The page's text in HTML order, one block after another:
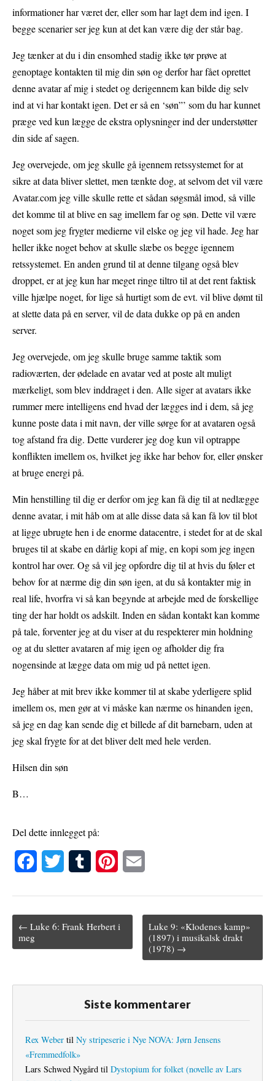
informationer har været der, eller som har lagt dem ind igen. I
begge scenarier ser jeg kun at det kan være dig der står bag.
Jeg tænker at du i din ensomhed stadig ikke tør prøve at
genoptage kontakten til mig din søn og derfor har fået oprettet
denne avatar af mig i stedet og derigennem kan bilde dig selv
ind at vi har kontakt igen. Det er så en ‘søn”’ som du har kunnet
præge ved kun lægge de ekstra oplysninger ind der understøtter
din side af sagen.
Jeg overvejede, om jeg skulle gå igennem retssystemet for at
sikre at data bliver slettet, men tænkte dog, at selvom det vil være
Avatar.com jeg ville skulle rette et sådan søgsmål imod, så ville
det komme til at blive en sag imellem far og søn. Dette vil være
noget som jeg frygter medierne vil elske og jeg vil hade. Jeg har
heller ikke noget behov at skulle slæbe os begge igennem
retssystemet. En anden grund til at denne tilgang også blev
droppet, er at jeg kun har meget ringe tiltro til at det rent faktisk
ville hjælpe noget, for lige så hurtigt som de evt. vil blive dømt til
at slette data på en server, vil de data dukke op på en anden
server.
Jeg overvejede, om jeg skulle bruge samme taktik som
radioværten, der ødelade en avatar ved at poste alt muligt
mærkeligt, som blev inddraget i den. Alle siger at avatars ikke
rummer mere intelligens end hvad der lægges ind i dem, så jeg
kunne poste data i mit navn, der ville sørge for at avataren også
tog afstand fra dig. Dette vurderer jeg dog kun vil optrappe
konflikten imellem os, hvilket jeg ikke har behov for, eller ønsker
at bruge energi på.
Min henstilling til dig er derfor om jeg kan få dig til at nedlægge
denne avatar, i mit håb om at alle disse data så kan få lov til blot
at ligge ubrugte hen i de enorme datacentre, i stedet for at de skal
bruges til at skabe en dårlig kopi af mig, en kopi som jeg ingen
kontrol har over. Og så vil jeg opfordre dig til at hvis du føler et
behov for at nærme dig din søn igen, at du så kontakter mig in
real life, hvorfra vi så kan begynde at arbejde med de forskellige
ting der har holdt os adskilt. Inden en sådan kontakt kan komme
på tale, forventer jeg at du viser at du respekterer min holdning
og at du sletter avataren af mig igen og afholder dig fra
nogensinde at lægge data om mig ud på nettet igen.
Jeg håber at mit brev ikke kommer til at skabe yderligere splid
imellem os, men gør at vi måske kan nærme os hinanden igen,
så jeg en dag kan sende dig et billede af dit barnebarn, uden at
jeg skal frygte for at det bliver delt med hele verden.
Hilsen din søn
B…
Del dette innlegget på:
e
b
t
t
b
l
t
e
t
Post navigation
← Luke 6: Frank Herbert i
meg
Luke 9: «Klodenes kamp»
(1897) i musikalsk drakt
(1978) →
Siste kommentarer
Rex Weber til Ny stripeserie i Nye NOVA: Jørn Jensens
«Fremmedfolk»
Lars Schwed Nygård til Dystopium for folket (novelle av Lars